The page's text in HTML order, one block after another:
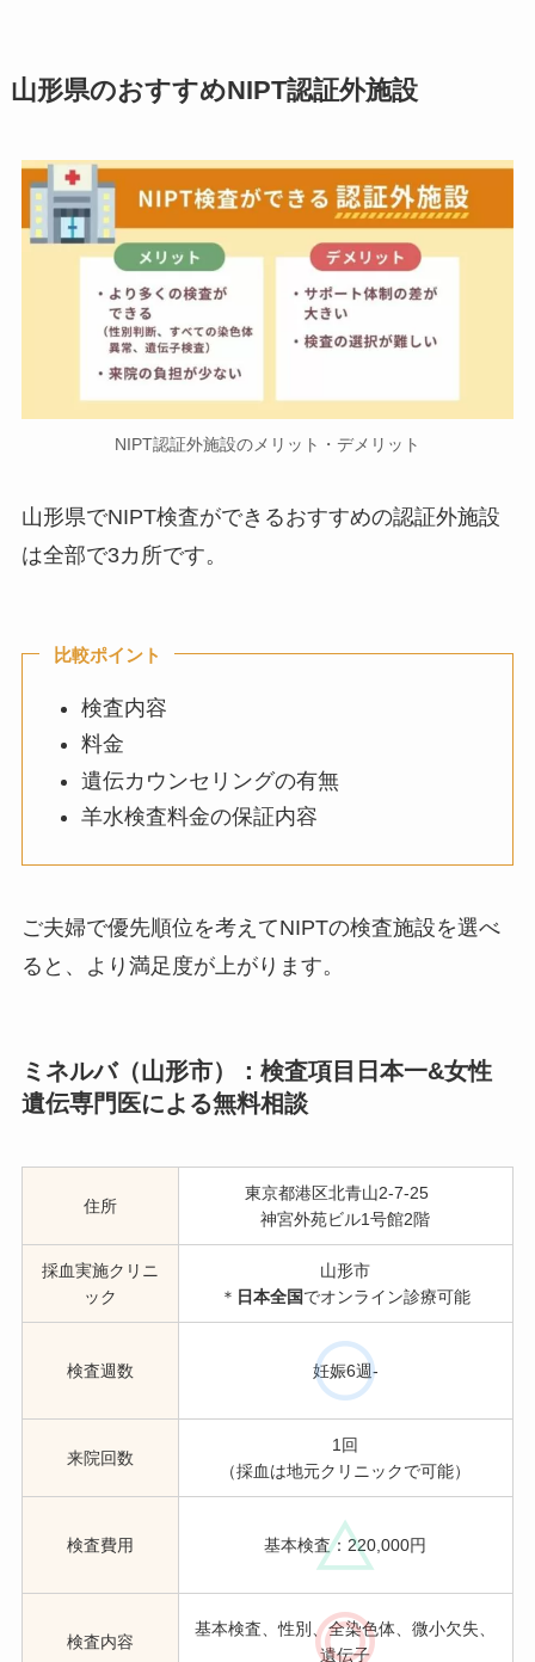
山形県のおすすめNIPT認証外施設
NIPT認証外施設のメリット・デメリット
山形県でNIPT検査ができるおすすめの認証外施設
は全部で3カ所です。
比較ポイント
検査内容
料金
遺伝カウンセリングの有無
羊水検査料金の保証内容
ご夫婦で優先順位を考えてNIPTの検査施設を選べ
ると、より満足度が上がります。
ミネルバ（山形市）：検査項目日本一&女性
遺伝専門医による無料相談
住所
東京都港区北青山2-7-25
神宮外苑ビル1号館2階
採血実施クリニ
ック
山形市
＊ 日本全国でオンライン診療可能
検査週数 妊娠6週-
来院回数
1回
（採血は地元クリニックで可能）
検査費用 基本検査：220,000円
検査内容
基本検査、性別、全染色体、微小欠失、
遺伝子